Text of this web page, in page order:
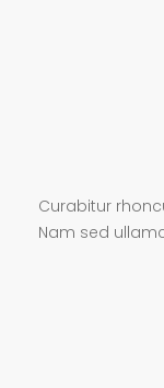
Curabitur
Nam sed